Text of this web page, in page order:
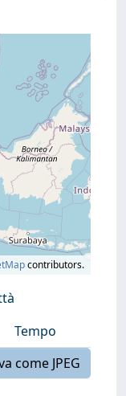
contributors.
Tempo
come JPEG